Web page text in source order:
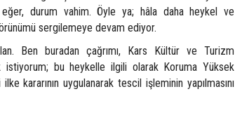
durum vahim. Öyle ya; hâla daha heykel ve
sergilemeye devam ediyor.
Ben buradan çağrımı, Kars Kültür ve Turizm
istiyorum; bu heykelle ilgili olarak Koruma Yüksek
kararının uygulanarak tescil işleminin yapılmasını